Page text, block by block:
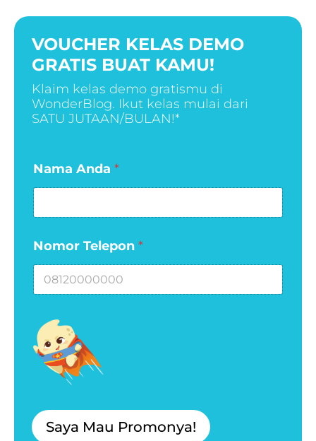
VOUCHER KELAS DEMO
GRATIS BUAT KAMU!
Klaim kelas demo gratismu di
WonderBlog. Ikut kelas mulai dari
SATU JUTAAN/BULAN!*
N
o
m
o
*
A
n
d
Nama Anda *
Nomor Telepon *
Saya Mau Promonya!